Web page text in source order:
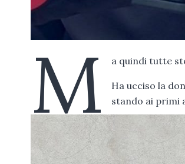
M a quindi tutte
Ha ucciso la
stando ai primi